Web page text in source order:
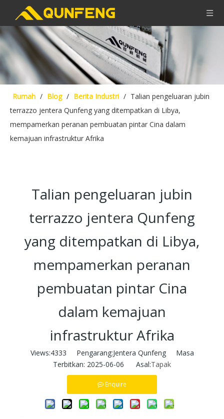
Rumah / Blog / Berita Industri / Talian pengeluaran jubin
terrazzo jentera Qunfeng yang ditempatkan di Libya,
mempamerkan peranan pembuatan pintar Cina dalam
kemajuan infrastruktur Afrika
Talian pengeluaran jubin
terrazzo jentera Qunfeng
yang ditempatkan di Libya,
mempamerkan peranan
pembuatan pintar Cina
dalam kemajuan
infrastruktur Afrika
Views:4333 Pengarang:Jentera Qunfeng Masa
Terbitkan: 2025-06-06 Asal:Tapak
Enquire